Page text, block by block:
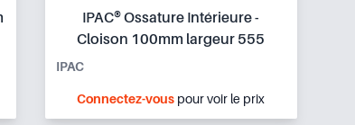
IPAC® Ossature Intérieure -
Cloison 100mm largeur 555
IPAC
Connectez-vous pour voir le prix